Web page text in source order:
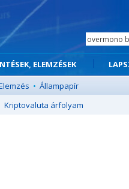
ELEMZÉSEK
• Állampapír
Kriptovaluta árfolyam